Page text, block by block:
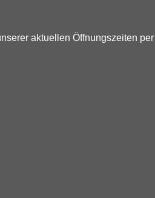
aktuellen Öffnungszeiten